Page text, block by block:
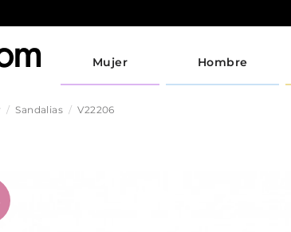
Mujer Hombre
Sandalias V22206